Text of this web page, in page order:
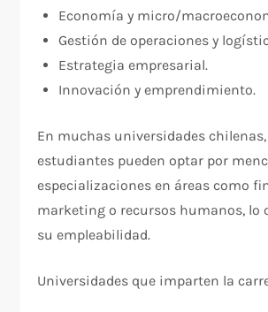
Economía y micro/
Gestión de operaciones y
Estrategia empresarial.
Innovación y emprendimiento.
En muchas universidades
estudiantes pueden optar por
especializaciones en áreas como
marketing o recursos humanos, lo
su empleabilidad.
Universidades que imparten la